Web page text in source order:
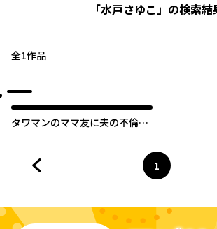
「水戸さゆこ」の検索結
全1作品
タワマンのママ友に夫の不倫を
ページ
1
へ